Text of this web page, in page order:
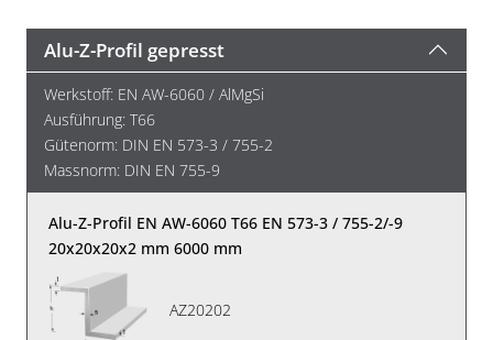
Alu-Z-Profil gepresst
Werkstoff: EN AW-6060 / AlMgSi
Ausführung: T66
Gütenorm: DIN EN 573-3 / 755-2
Massnorm: DIN EN 755-9
Alu-Z-Profil EN AW-6060 T66 EN 573-3 / 755-2/-9
20x20x20x2 mm 6000 mm
AZ20202